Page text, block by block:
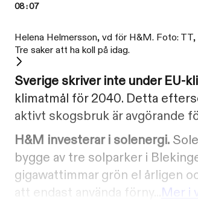
08:07
Helena Helmersson, vd för H&M. Foto:
Tre saker att ha koll på idag.
Sverige skriver inte under EU-
klimatmål för 2040. Detta
aktivt skogsbruk är avgörande
H&M investerar i solenergi.
bygge av tre solparker i
gigawattimmar grön el årligen
att endast använda förny... Mer i